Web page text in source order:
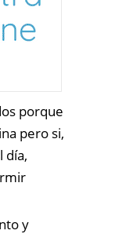
porque
pero si,
día,
y